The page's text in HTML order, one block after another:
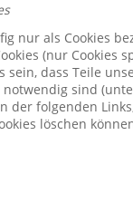
nur als Cookies
(nur Cookies
sein, dass Teile
sind
der folgenden
löschen